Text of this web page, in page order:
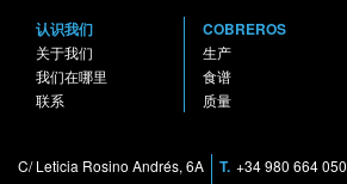
认识我们
关于我们
我们在哪里
联系
COBREROS
生产
食谱
质量
C/ Leticia Rosino Andrés, 6A
T. +34 980 664 050